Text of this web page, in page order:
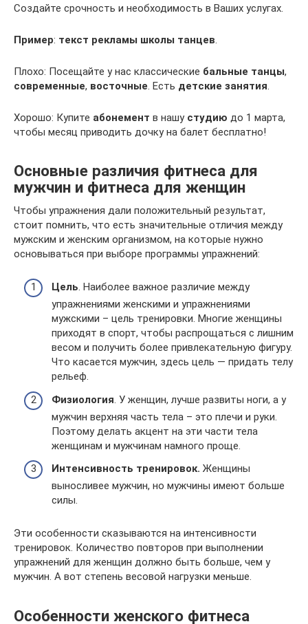
Создайте срочность и необходимость в Ваших услугах.
Пример: текст рекламы школы танцев.
Плохо: Посещайте у нас классические бальные танцы,
современные, восточные. Есть детские занятия.
Хорошо: Купите абонемент в нашу студию до 1 марта,
чтобы месяц приводить дочку на балет бесплатно!
Основные различия фитнеса для
мужчин и фитнеса для женщин
Чтобы упражнения дали положительный результат,
стоит помнить, что есть значительные отличия между
мужским и женским организмом, на которые нужно
основываться при выборе программы упражнений:
Цель. Наиболее важное различие между
упражнениями женскими и упражнениями
мужскими – цель тренировки. Многие женщины
приходят в спорт, чтобы распрощаться с лишним
весом и получить более привлекательную фигуру.
Что касается мужчин, здесь цель — придать телу
рельеф.
Физиология. У женщин, лучше развиты ноги, а у
мужчин верхняя часть тела – это плечи и руки.
Поэтому делать акцент на эти части тела
женщинам и мужчинам намного проще.
Интенсивность тренировок. Женщины
выносливее мужчин, но мужчины имеют больше
силы.
Эти особенности сказываются на интенсивности
тренировок. Количество повторов при выполнении
упражнений для женщин должно быть больше, чем у
мужчин. А вот степень весовой нагрузки меньше.
Особенности женского фитнеса